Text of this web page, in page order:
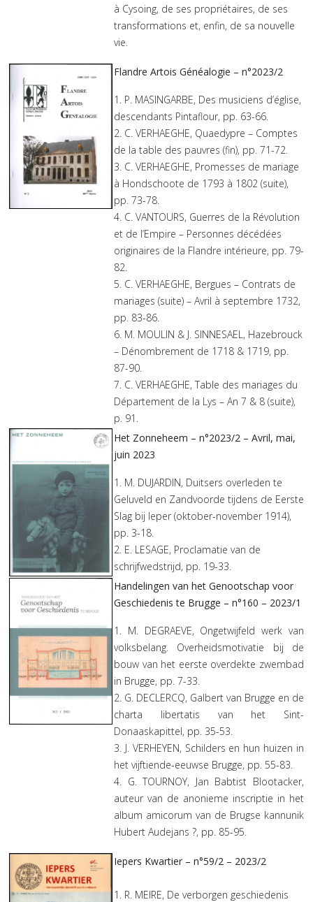
à Cysoing, de ses propriétaires, de ses
transformations et, enfin, de sa nouvelle
vie.
Flandre Artois Généalogie – n°2023/2
1. P. MASINGARBE, Des musiciens d’église,
descendants Pintaflour, pp. 63-66.
2. C. VERHAEGHE, Quaedypre – Comptes
de la table des pauvres (fin), pp. 71-72.
3. C. VERHAEGHE, Promesses de mariage
à Hondschoote de 1793 à 1802 (suite),
pp. 73-78.
4. C. VANTOURS, Guerres de la Révolution
et de l’Empire – Personnes décédées
originaires de la Flandre intérieure, pp. 79-
82.
5. C. VERHAEGHE, Bergues – Contrats de
mariages (suite) – Avril à septembre 1732,
pp. 83-86.
6. M. MOULIN & J. SINNESAEL, Hazebrouck
– Dénombrement de 1718 & 1719, pp.
87-90.
7. C. VERHAEGHE, Table des mariages du
Département de la Lys – An 7 & 8 (suite),
p. 91.
Het Zonneheem – n°2023/2 – Avril, mai,
juin 2023
1. M. DUJARDIN, Duitsers overleden te
Geluveld en Zandvoorde tijdens de Eerste
Slag bij Ieper (oktober-november 1914),
pp. 3-18.
2. E. LESAGE, Proclamatie van de
schrijfwedstrijd, pp. 19-33.
Handelingen van het Genootschap voor
Geschiedenis te Brugge – n°160 – 2023/1
1. M. DEGRAEVE, Ongetwijfeld werk van
volksbelang. Overheidsmotivatie bij de
bouw van het eerste overdekte zwembad
in Brugge, pp. 7-33.
2. G. DECLERCQ, Galbert van Brugge en de
charta libertatis van het Sint-
Donaaskapittel, pp. 35-53.
3. J. VERHEYEN, Schilders en hun huizen in
het vijftiende-eeuwse Brugge, pp. 55-83.
4. G. TOURNOY, Jan Babtist Blootacker,
auteur van de anonieme inscriptie in het
album amicorum van de Brugse kannunik
Hubert Audejans ?, pp. 85-95.
Iepers Kwartier – n°59/2 – 2023/2
1. R. MEIRE, De verborgen geschiedenis